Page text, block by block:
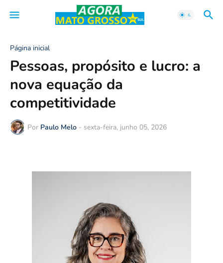
Página inicial
Pessoas, propósito e lucro: a
nova equação da
competitividade
Por Paulo Melo - sexta-feira, junho 05, 2026